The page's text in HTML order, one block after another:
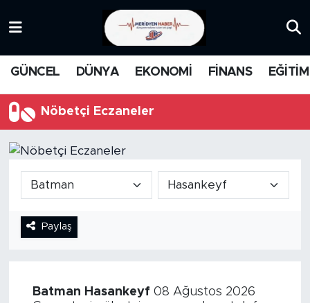
GÜNCEL DÜNYA EKONOMİ FİNANS EĞİTİM
Nöbetçi Eczaneler
Paylaş
Batman Hasankeyf08 Ağustos 2026
MEDYA
DÜNYA
KARİKATÜR
Trafik Durumu
Süper Lig Puan Durumu ve Fikstür
Tüm Manşetler
Haber Arşivi